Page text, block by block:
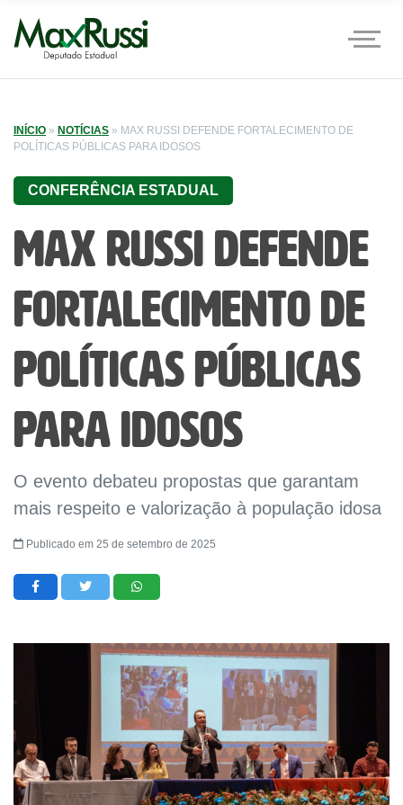
INÍCIO » NOTÍCIAS » MAX RUSSI DEFENDE FORTALECIMENTO DE
POLÍTICAS PÚBLICAS PARA IDOSOS
CONFERÊNCIA ESTADUAL
Max Russi defende
fortalecimento de
políticas públicas
para idosos
O evento debateu propostas que garantam
mais respeito e valorização à população idosa
Publicado em 25 de setembro de 2025